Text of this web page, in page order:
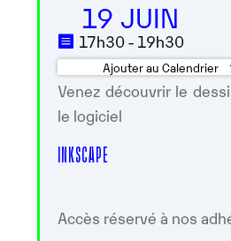
19 JUIN
17h30 - 19h30
Ajouter au Calendrier
Télécharger ICS
Venez découvrir le
le logiciel
INKSCAPE
Accès réservé à nos